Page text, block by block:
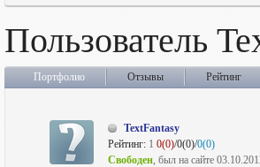
Пользователь
Портфолио Отзывы Рейтинг
TextFantasy
Рейтинг: 1 0(0)/0(0)/0(0)
Свободен, был на сайте